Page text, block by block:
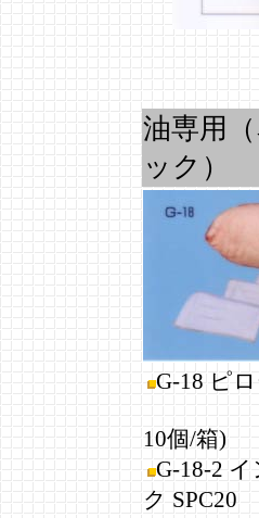
油専用
ック）
G-18 ピ
10個/箱)
G-18-2
ク SPC20